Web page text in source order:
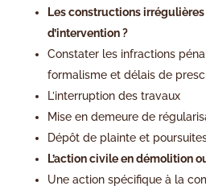
Les constructions
d’intervention ?
Constater les infractions
formalisme et délais de
L’interruption des travaux
Mise en demeure de
Dépôt de plainte et
L’action civile en démolition
Une action spécifique à la